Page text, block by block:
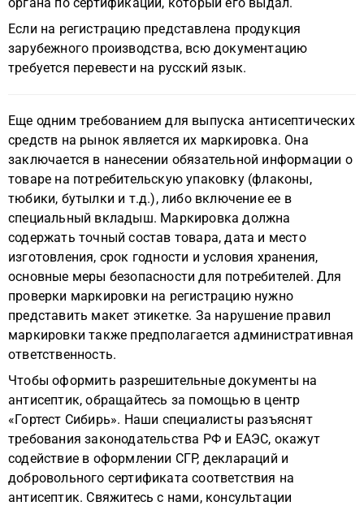
Если на регистрацию представлена продукция
зарубежного производства, всю документацию
требуется перевести на русский язык.
Еще одним требованием для выпуска антисептических
средств на рынок является их маркировка. Она
заключается в нанесении обязательной информации о
товаре на потребительскую упаковку (флаконы,
тюбики, бутылки и т.д.), либо включение ее в
специальный вкладыш. Маркировка должна
содержать точный состав товара, дата и место
изготовления, срок годности и условия хранения,
основные меры безопасности для потребителей. Для
проверки маркировки на регистрацию нужно
представить макет этикетке. За нарушение правил
маркировки также предполагается административная
ответственность.
Чтобы оформить разрешительные документы на
антисептик, обращайтесь за помощью в центр
«Гортест Сибирь». Наши специалисты разъяснят
требования законодательства РФ и ЕАЭС, окажут
содействие в оформлении СГР, деклараций и
добровольного сертификата соответствия на
антисептик. Свяжитесь с нами, консультации